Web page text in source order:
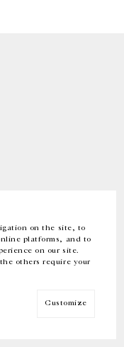
on the site, to
platforms, and to
on our site.
others require your
Customize